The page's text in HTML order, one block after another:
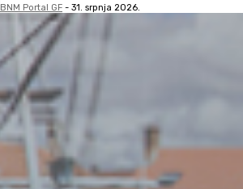
BNM Portal GF - 31. srpnja 2026.